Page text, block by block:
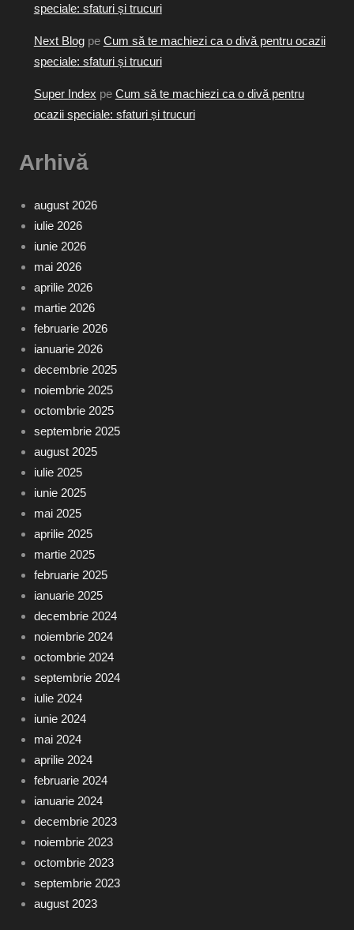
speciale: sfaturi și trucuri
Next Blogpe Cum să te machiezi ca o divă pentru ocazii
speciale: sfaturi și trucuri
Super Index pe Cum să te machiezi ca o divă pentru
ocazii speciale: sfaturi și trucuri
Arhivă
august 2026
iulie 2026
iunie 2026
mai 2026
aprilie 2026
martie 2026
februarie 2026
ianuarie 2026
decembrie 2025
noiembrie 2025
octombrie 2025
septembrie 2025
august 2025
iulie 2025
iunie 2025
mai 2025
aprilie 2025
martie 2025
februarie 2025
ianuarie 2025
decembrie 2024
noiembrie 2024
octombrie 2024
septembrie 2024
iulie 2024
iunie 2024
mai 2024
aprilie 2024
februarie 2024
ianuarie 2024
decembrie 2023
noiembrie 2023
octombrie 2023
septembrie 2023
august 2023